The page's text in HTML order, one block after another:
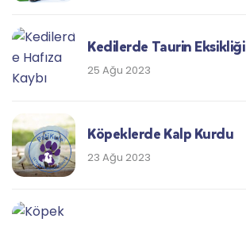
Kedilerde Taurin Eksikliği
25 Ağu 2023
Köpeklerde Kalp Kurdu
23 Ağu 2023